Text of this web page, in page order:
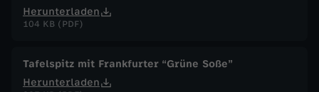
Herunterladen
104 KB (PDF)
Tafelspitz mit Frankfurter “Grüne Soße”
Herunterladen